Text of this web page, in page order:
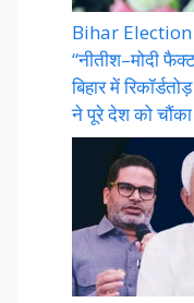
Bihar
“नीतीश–मोदी
बिहार में
ने पूरे देश को चौंका